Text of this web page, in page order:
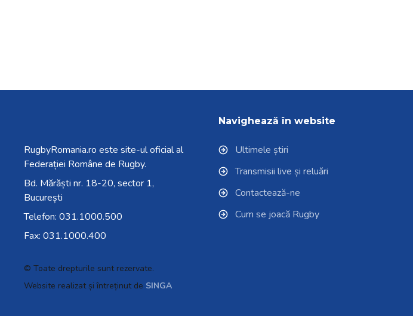
RugbyRomania.ro este site-ul oficial al
Federației Române de Rugby.
Bd. Mărăști nr. 18-20, sector 1,
București
Telefon: 031.1000.500
Fax: 031.1000.400
© Toate drepturile sunt rezervate.
Website realizat și întreținut de SINGA
Navighează în website
Ultimele știri
Transmisii live și reluări
Contactează-ne
Cum se joacă Rugby